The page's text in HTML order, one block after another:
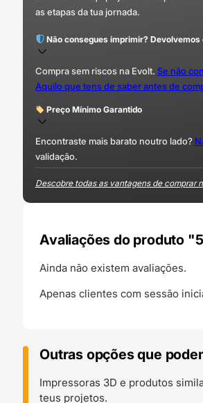
as etapas da tua jornada.
Não consegues imprimir? Devolvemos
Compra sem riscos na Evolt. Se não
Aquilo que tens de saber antes de
Preço Mínimo Garantido
Encontraste mais barato noutro lado?
validação.
Descobre todas as vantagens de comprar
Avaliações do produto
Ainda não existem avaliações.
Apenas clientes com sessão
Outras opções que
Impressoras 3D e produtos
teus projetos.